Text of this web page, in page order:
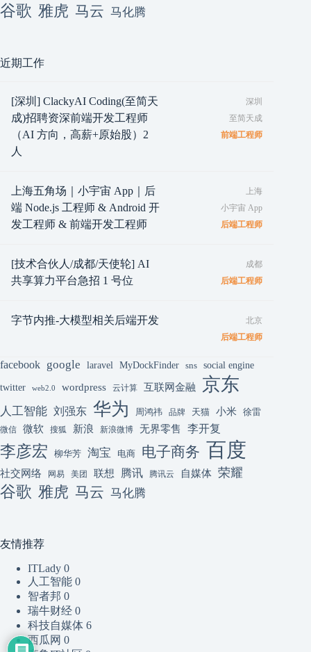
谷歌 雅虎 马云 马化腾
近期工作
[深圳] ClackyAI Coding(至简天
成)招聘资深前端开发工程师
（AI 方向，高薪+原始股）2
人
深圳
至简天成
前端工程师
上海五角场｜小宇宙 App｜后
端 Node.js 工程师 & Android 开
发工程师 & 前端开发工程师
上海
小宇宙 App
后端工程师
[技术合伙人/成都/天使轮] AI
共享算力平台急招 1 号位
成都
后端工程师
字节内推-大模型相关后端开发
北京
后端工程师
facebook google laravel MyDockFinder sns social engine
twitter web2.0 wordpress 云计算 互联网金融 京东
人工智能 刘强东 华为 周鸿祎 品牌 天猫 小米 徐雷
微信 微软 搜狐 新浪 新浪微博 无界零售 李开复
李彦宏 柳华芳 淘宝 电商 电子商务 百度
社交网络 网易 美团 联想 腾讯 腾讯云 自媒体 荣耀
谷歌 雅虎 马云 马化腾
友情推荐
ITLady 0
人工智能 0
智者邦 0
瑞牛财经 0
科技自媒体 6
西瓜网 0